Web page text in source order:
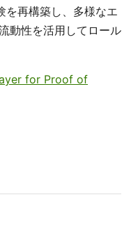
を再構築し、多様なエ
動性を活用してロール
for Proof of